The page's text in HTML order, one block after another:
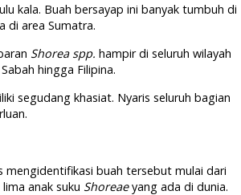
kala. Buah bersayap ini banyak tumbuh di
di area Sumatra.
Shorea spp. hampir di seluruh wilayah
hingga Filipina.
segudang khasiat. Nyaris seluruh bagian
mengidentifikasi buah tersebut mulai dari
anak suku Shoreaeyang ada di dunia.